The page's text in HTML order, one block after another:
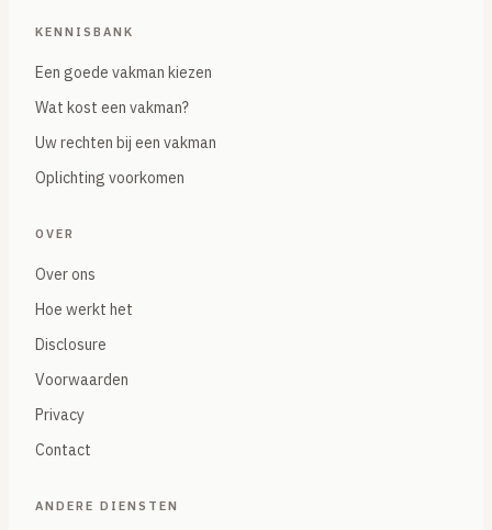
KENNISBANK
Een goede vakman kiezen
Wat kost een vakman?
Uw rechten bij een vakman
Oplichting voorkomen
OVER
Over ons
Hoe werkt het
Disclosure
Voorwaarden
Privacy
Contact
ANDERE DIENSTEN